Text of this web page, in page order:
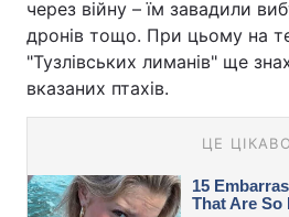
через війну – їм завадили
дронів тощо. При цьому на
"Тузлівських лиманів" ще
вказаних птахів.